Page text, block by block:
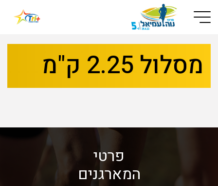
Button used only for devices with a small screen
מסלול 2.25 ק"מ
פרטי
המארגנים